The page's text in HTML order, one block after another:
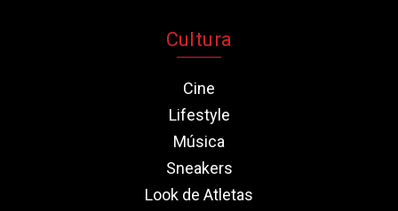
Cultura
Cine
Lifestyle
Música
Sneakers
Look de Atletas